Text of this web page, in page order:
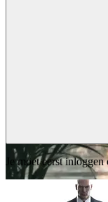
Je moet eerst